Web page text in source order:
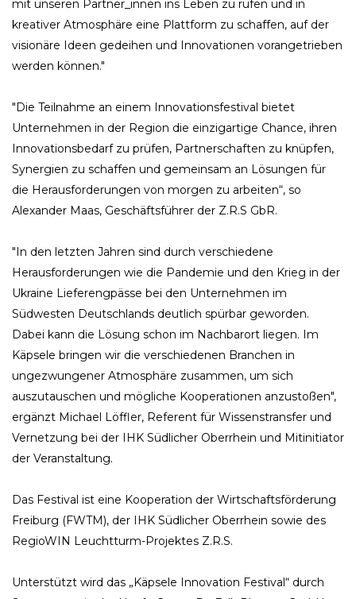
mit unseren Partner_innen ins Leben zu rufen und in
kreativer Atmosphäre eine Plattform zu schaffen, auf der
visionäre Ideen gedeihen und Innovationen vorangetrieben
werden können."
"Die Teilnahme an einem Innovationsfestival bietet
Unternehmen in der Region die einzigartige Chance, ihren
Innovationsbedarf zu prüfen, Partnerschaften zu knüpfen,
Synergien zu schaffen und gemeinsam an Lösungen für
die Herausforderungen von morgen zu arbeiten“, so
Alexander Maas, Geschäftsführer der Z.R.S GbR.
"In den letzten Jahren sind durch verschiedene
Herausforderungen wie die Pandemie und den Krieg in der
Ukraine Lieferengpässe bei den Unternehmen im
Südwesten Deutschlands deutlich spürbar geworden.
Dabei kann die Lösung schon im Nachbarort liegen. Im
Käpsele bringen wir die verschiedenen Branchen in
ungezwungener Atmosphäre zusammen, um sich
auszutauschen und mögliche Kooperationen anzustoßen",
ergänzt Michael Löffler, Referent für Wissenstransfer und
Vernetzung bei der IHK Südlicher Oberrhein und Mitinitiator
der Veranstaltung.
Das Festival ist eine Kooperation der Wirtschaftsförderung
Freiburg (FWTM), der IHK Südlicher Oberrhein sowie des
RegioWIN Leuchtturm-Projektes Z.R.S.
Unterstützt wird das „Käpsele Innovation Festival“ durch